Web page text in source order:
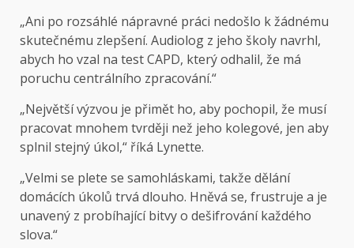
„Ani po rozsáhlé nápravné práci nedošlo k žádnému
skutečnému zlepšení. Audiolog z jeho školy navrhl,
abych ho vzal na test CAPD, který odhalil, že má
poruchu centrálního zpracování.“
„Největší výzvou je přimět ho, aby pochopil, že musí
pracovat mnohem tvrději než jeho kolegové, jen aby
splnil stejný úkol,“ říká Lynette.
„Velmi se plete se samohláskami, takže dělání
domácích úkolů trvá dlouho. Hněvá se, frustruje a je
unavený z probíhající bitvy o dešifrování každého
slova.“